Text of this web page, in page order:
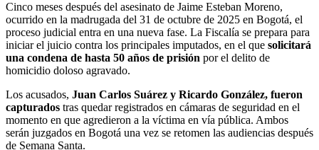
Cinco meses después del asesinato de Jaime Esteban Moreno,
ocurrido en la madrugada del 31 de octubre de 2025 en Bogotá, el
proceso judicial entra en una nueva fase. La Fiscalía se prepara para
iniciar el juicio contra los principales imputados, en el que solicitará
una condena de hasta 50 años de prisión por el delito de
homicidio doloso agravado.
Los acusados, Juan Carlos Suárez y Ricardo González, fueron
capturados tras quedar registrados en cámaras de seguridad en el
momento en que agredieron a la víctima en vía pública. Ambos
serán juzgados en Bogotá una vez se retomen las audiencias después
de Semana Santa.